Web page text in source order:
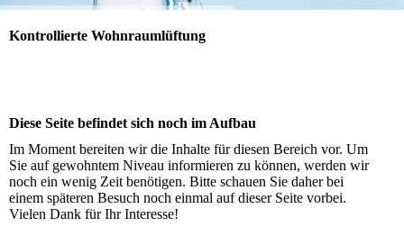
Kontrollierte Wohnraumlüftung
Diese Seite befindet sich noch im Aufbau
Im Moment bereiten wir die Inhalte für diesen Bereich vor. Um
Sie auf gewohntem Niveau informieren zu können, werden wir
noch ein wenig Zeit benötigen. Bitte schauen Sie daher bei
einem späteren Besuch noch einmal auf dieser Seite vorbei.
Vielen Dank für Ihr Interesse!